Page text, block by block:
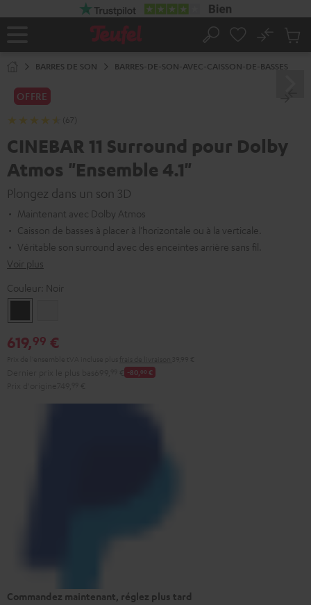
Page
Rechercher
No
du
BARRES DE SON BARRES-DE-SON-AVEC-CAISSON-DE-BASSES
OFFRE
(67)
CINEBAR 11 Surround pour Dolby
Atmos "Ensemble 4.1"
Plongez dans un son 3D
Maintenant avec Dolby Atmos
Caisson de basses à placer à l’horizontale ou à la verticale.
Véritable son surround avec des enceintes arrière sans fil.
Voir plus
Couleur: Noir
619,99 €
-80,00 €
Commandez maintenant, réglez plus tard